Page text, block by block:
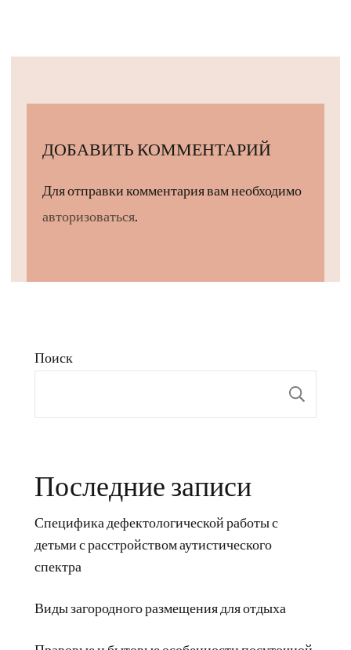
ДОБАВИТЬ КОММЕНТАРИЙ
Для отправки комментария вам необходимо
авторизоваться.
Поиск
Последние записи
Специфика дефектологической работы с
детьми с расстройством аутистического
спектра
Виды загородного размещения для отдыха